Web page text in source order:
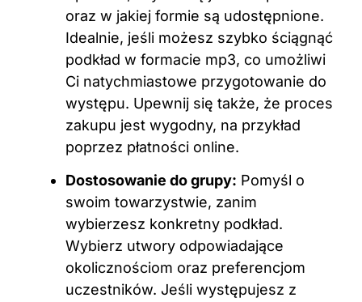
oraz w jakiej formie są udostępnione.
Idealnie, jeśli możesz szybko ściągnąć
podkład w formacie mp3, co umożliwi
Ci natychmiastowe przygotowanie do
występu. Upewnij się także, że proces
zakupu jest wygodny, na przykład
poprzez płatności online.
Dostosowanie do grupy: Pomyśl o
swoim towarzystwie, zanim
wybierzesz konkretny podkład.
Wybierz utwory odpowiadające
okolicznościom oraz preferencjom
uczestników. Jeśli występujesz z